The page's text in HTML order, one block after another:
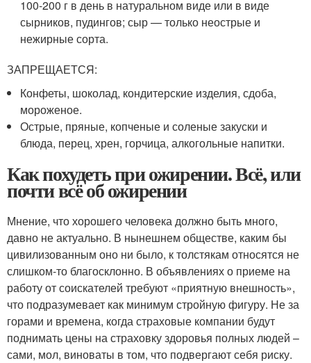
100-200 г в день в натуральном виде или в виде
сырников, пудингов; сыр — только неострые и
нежирные сорта.
ЗАПРЕЩАЕТСЯ:
Конфеты, шоколад, кондитерские изделия, сдоба,
мороженое.
Острые, пряные, копченые и соленые закуски и
блюда, перец, хрен, горчица, алкогольные напитки.
Как похудеть при ожирении. Всё, или
почти всё об ожирении
Мнение, что хорошего человека должно быть много,
давно не актуально. В нынешнем обществе, каким бы
цивилизованным оно ни было, к толстякам относятся не
слишком-то благосклонно. В объявлениях о приеме на
работу от соискателей требуют «приятную внешность»,
что подразумевает как минимум стройную фигуру. Не за
горами и времена, когда страховые компании будут
поднимать цены на страховку здоровья полных людей –
сами, мол, виноваты в том, что подвергают себя риску.